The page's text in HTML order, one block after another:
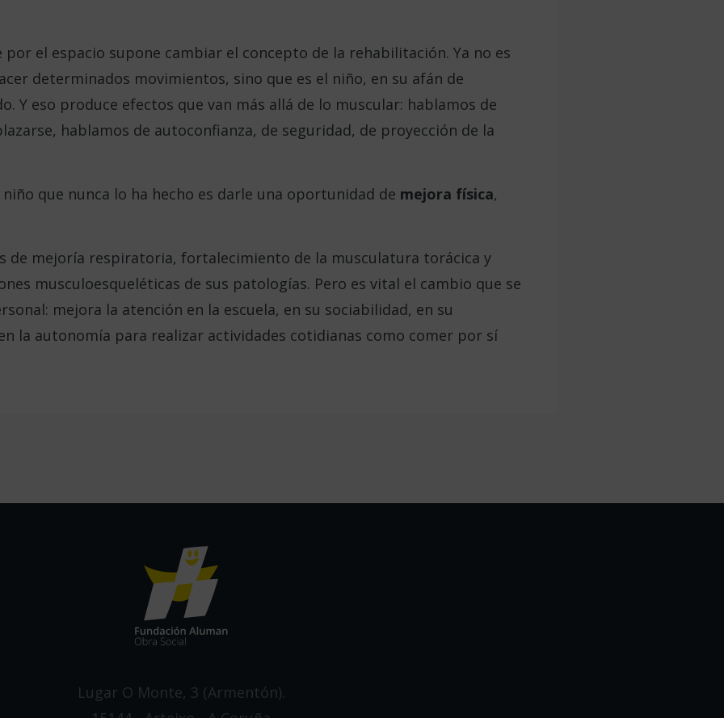
el espacio supone cambiar el concepto de la rehabilitación. Ya no es
determinados movimientos, sino que es el niño, en su afán de
Y eso produce efectos que van más allá de lo muscular: hablamos de
hablamos de autoconfianza, de seguridad, de proyección de la
que nunca lo ha hecho es darle una oportunidad de mejora física,
de mejoría respiratoria, fortalecimiento de la musculatura torácica y
musculoesqueléticas de sus patologías. Pero es vital el cambio que se
mejora la atención en la escuela, en su sociabilidad, en su
la autonomía para realizar actividades cotidianas como comer por sí
Lugar O Monte, 3 (Armentón).